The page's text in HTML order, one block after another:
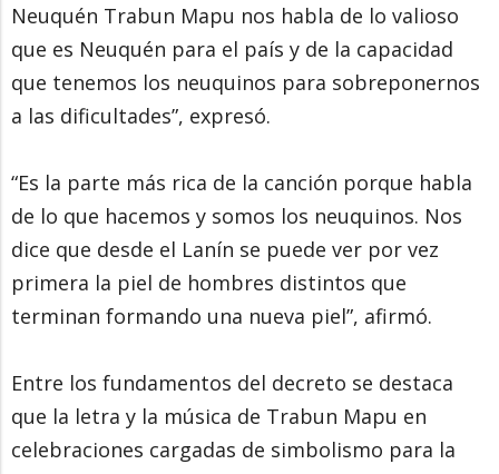
Neuquén Trabun Mapu nos habla de lo valioso
que es Neuquén para el país y de la capacidad
que tenemos los neuquinos para sobreponernos
a las dificultades”, expresó.
“Es la parte más rica de la canción porque habla
de lo que hacemos y somos los neuquinos. Nos
dice que desde el Lanín se puede ver por vez
primera la piel de hombres distintos que
terminan formando una nueva piel”, afirmó.
Entre los fundamentos del decreto se destaca
que la letra y la música de Trabun Mapu en
celebraciones cargadas de simbolismo para la